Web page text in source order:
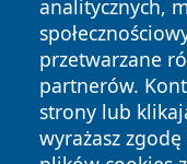
analitycznych,
przetwarzane
partnerów.
strony lub
wyrażasz
zastrzeżone.
News Autorzy